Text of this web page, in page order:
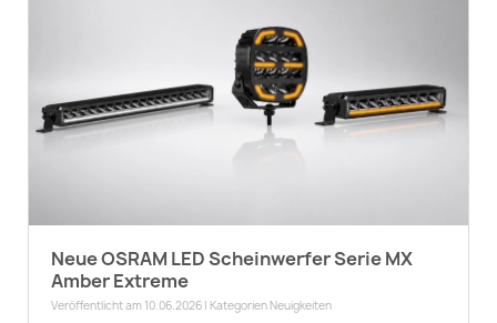
Neue OSRAM LED Scheinwerfer Serie MX
Amber Extreme
Veröffentlicht am 10.06.2026 | Kategorien Neuigkeiten